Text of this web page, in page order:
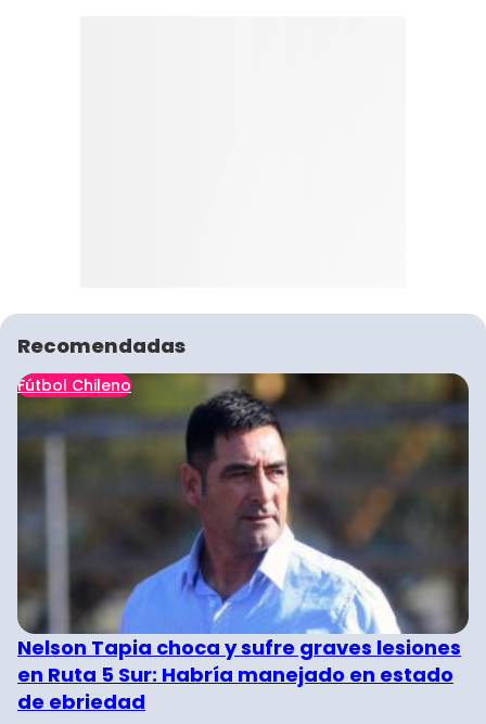
Recomendadas
Fútbol Chileno
Nelson Tapia choca y sufre graves lesiones
en Ruta 5 Sur: Habría manejado en estado
de ebriedad